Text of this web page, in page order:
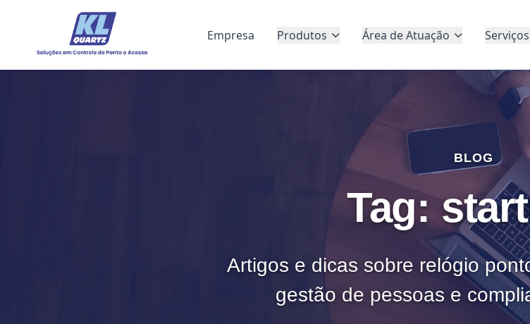
Empresa Produtos Área de Atuação Serviços
BLOG
Tag:
Artigos e dicas sobre relógio
gestão de pessoas e